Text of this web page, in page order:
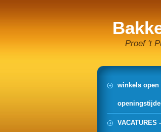
Proef 't
winkels open